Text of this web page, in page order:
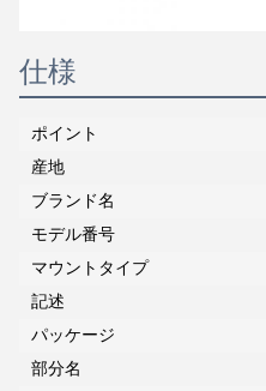
仕様
ポイント
産地
ブランド名
モデル番号
マウントタイプ
記述
パッケージ
部分名